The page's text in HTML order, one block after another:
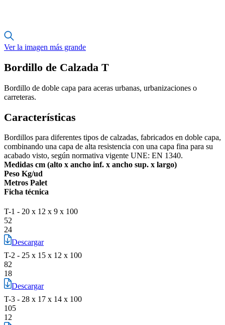
Ver la imagen más grande
Bordillo de Calzada T
Bordillo de doble capa para aceras urbanas, urbanizaciones o
carreteras.
Características
Bordillos para diferentes tipos de calzadas, fabricados en doble capa,
combinando una capa de alta resistencia con una capa fina para su
acabado visto, según normativa vigente UNE: EN 1340.
Medidas cm (alto x ancho inf. x ancho sup. x largo)
Peso Kg/ud
Metros Palet
Ficha técnica
T-1 - 20 x 12 x 9 x 100
52
24
Descargar
T-2 - 25 x 15 x 12 x 100
82
18
Descargar
T-3 - 28 x 17 x 14 x 100
105
12